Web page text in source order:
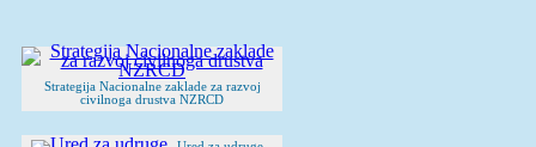
Strategija Nacionalne zaklade za razvoj
civilnoga drustva NZRCD